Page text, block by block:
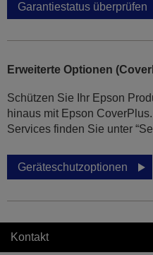
Garantiestatus überprüfen
Erweiterte Optionen
Schützen Sie Ihr Epson
hinaus mit Epson
Services finden Sie unter
Geräteschutzoptionen
Kontakt